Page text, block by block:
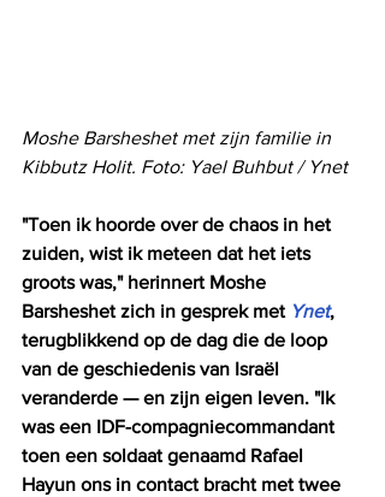
Moshe Barsheshet met zijn familie in
Kibbutz Holit. Foto: Yael Buhbut / Ynet
"Toen ik hoorde over de chaos in het
zuiden, wist ik meteen dat het iets
groots was," herinnert Moshe
Barsheshet zich in gesprek met Ynet,
terugblikkend op de dag die de loop
van de geschiedenis van Israël
veranderde — en zijn eigen leven. "Ik
was een IDF-compagniecommandant
toen een soldaat genaamd Rafael
Hayun ons in contact bracht met twee